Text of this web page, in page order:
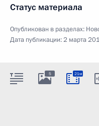
Статус материала
Опубликован в разделах:
Дата публикации:2 марта
5 21м